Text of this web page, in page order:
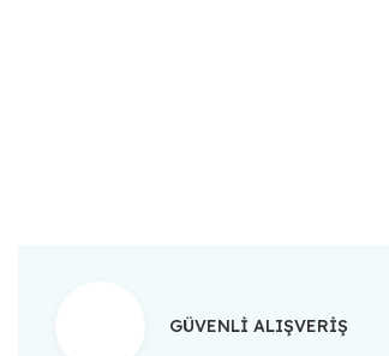
GÜVENLİ ALIŞVERİŞ